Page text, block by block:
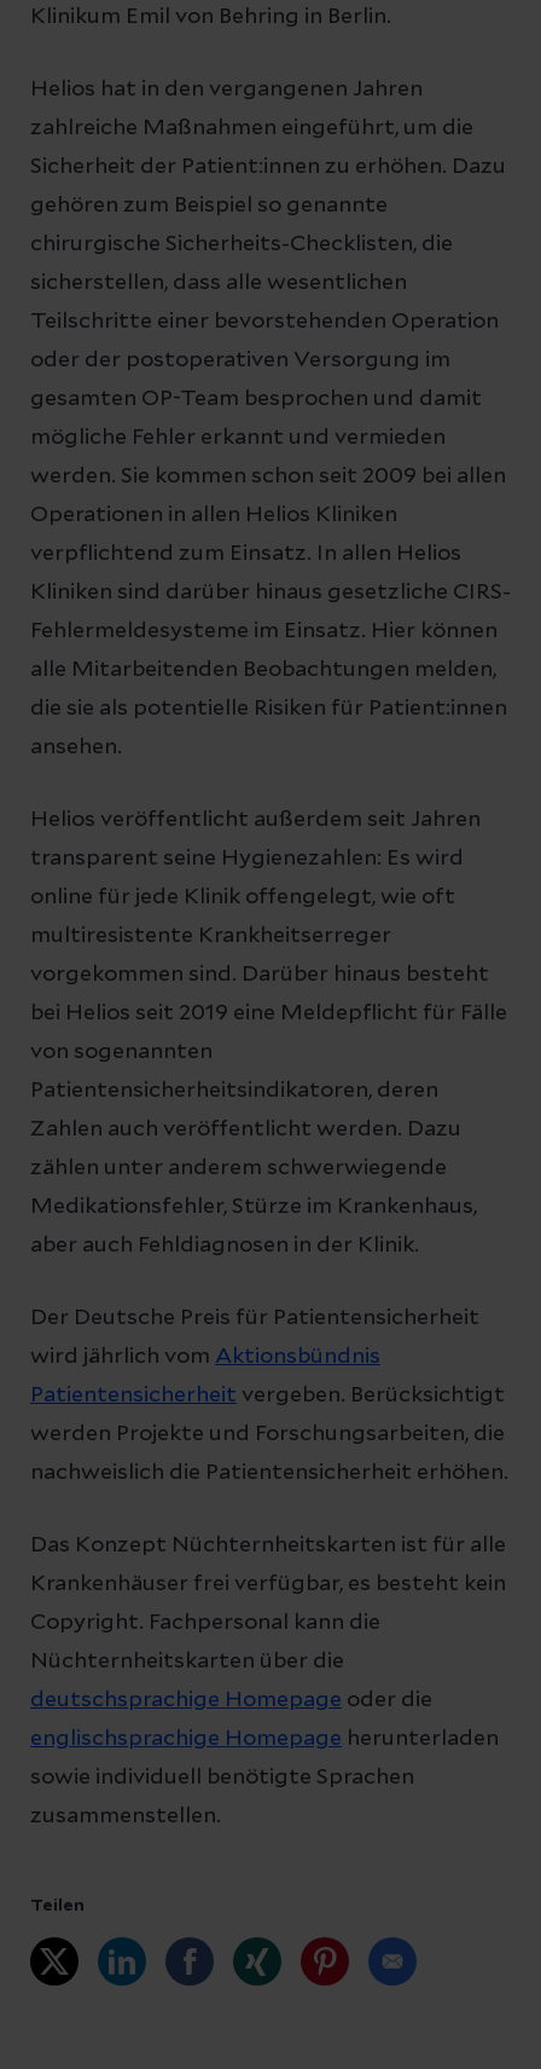
Klinikum Emil von Behring in Berlin.
Helios hat in den vergangenen Jahren
zahlreiche Maßnahmen eingeführt, um die
Sicherheit der Patient:innen zu erhöhen. Dazu
gehören zum Beispiel so genannte
chirurgische Sicherheits-Checklisten, die
sicherstellen, dass alle wesentlichen
Teilschritte einer bevorstehenden Operation
oder der postoperativen Versorgung im
gesamten OP-Team besprochen und damit
mögliche Fehler erkannt und vermieden
werden. Sie kommen schon seit 2009 bei allen
Operationen in allen Helios Kliniken
verpflichtend zum Einsatz. In allen Helios
Kliniken sind darüber hinaus gesetzliche CIRS-
Fehlermeldesysteme im Einsatz. Hier können
alle Mitarbeitenden Beobachtungen melden,
die sie als potentielle Risiken für Patient:innen
ansehen.
Helios veröffentlicht außerdem seit Jahren
transparent seine Hygienezahlen: Es wird
online für jede Klinik offengelegt, wie oft
multiresistente Krankheitserreger
vorgekommen sind. Darüber hinaus besteht
bei Helios seit 2019 eine Meldepflicht für Fälle
von sogenannten
Patientensicherheitsindikatoren, deren
Zahlen auch veröffentlicht werden. Dazu
zählen unter anderem schwerwiegende
Medikationsfehler, Stürze im Krankenhaus,
aber auch Fehldiagnosen in der Klinik.
Der Deutsche Preis für Patientensicherheit
wird jährlich vom Aktionsbündnis
Patientensicherheit vergeben. Berücksichtigt
werden Projekte und Forschungsarbeiten, die
nachweislich die Patientensicherheit erhöhen.
Das Konzept Nüchternheitskarten ist für alle
Krankenhäuser frei verfügbar, es besteht kein
Copyright. Fachpersonal kann die
Nüchternheitskarten über die
deutschsprachige Homepage oder die
englischsprachige Homepage herunterladen
sowie individuell benötigte Sprachen
zusammenstellen.
Teilen